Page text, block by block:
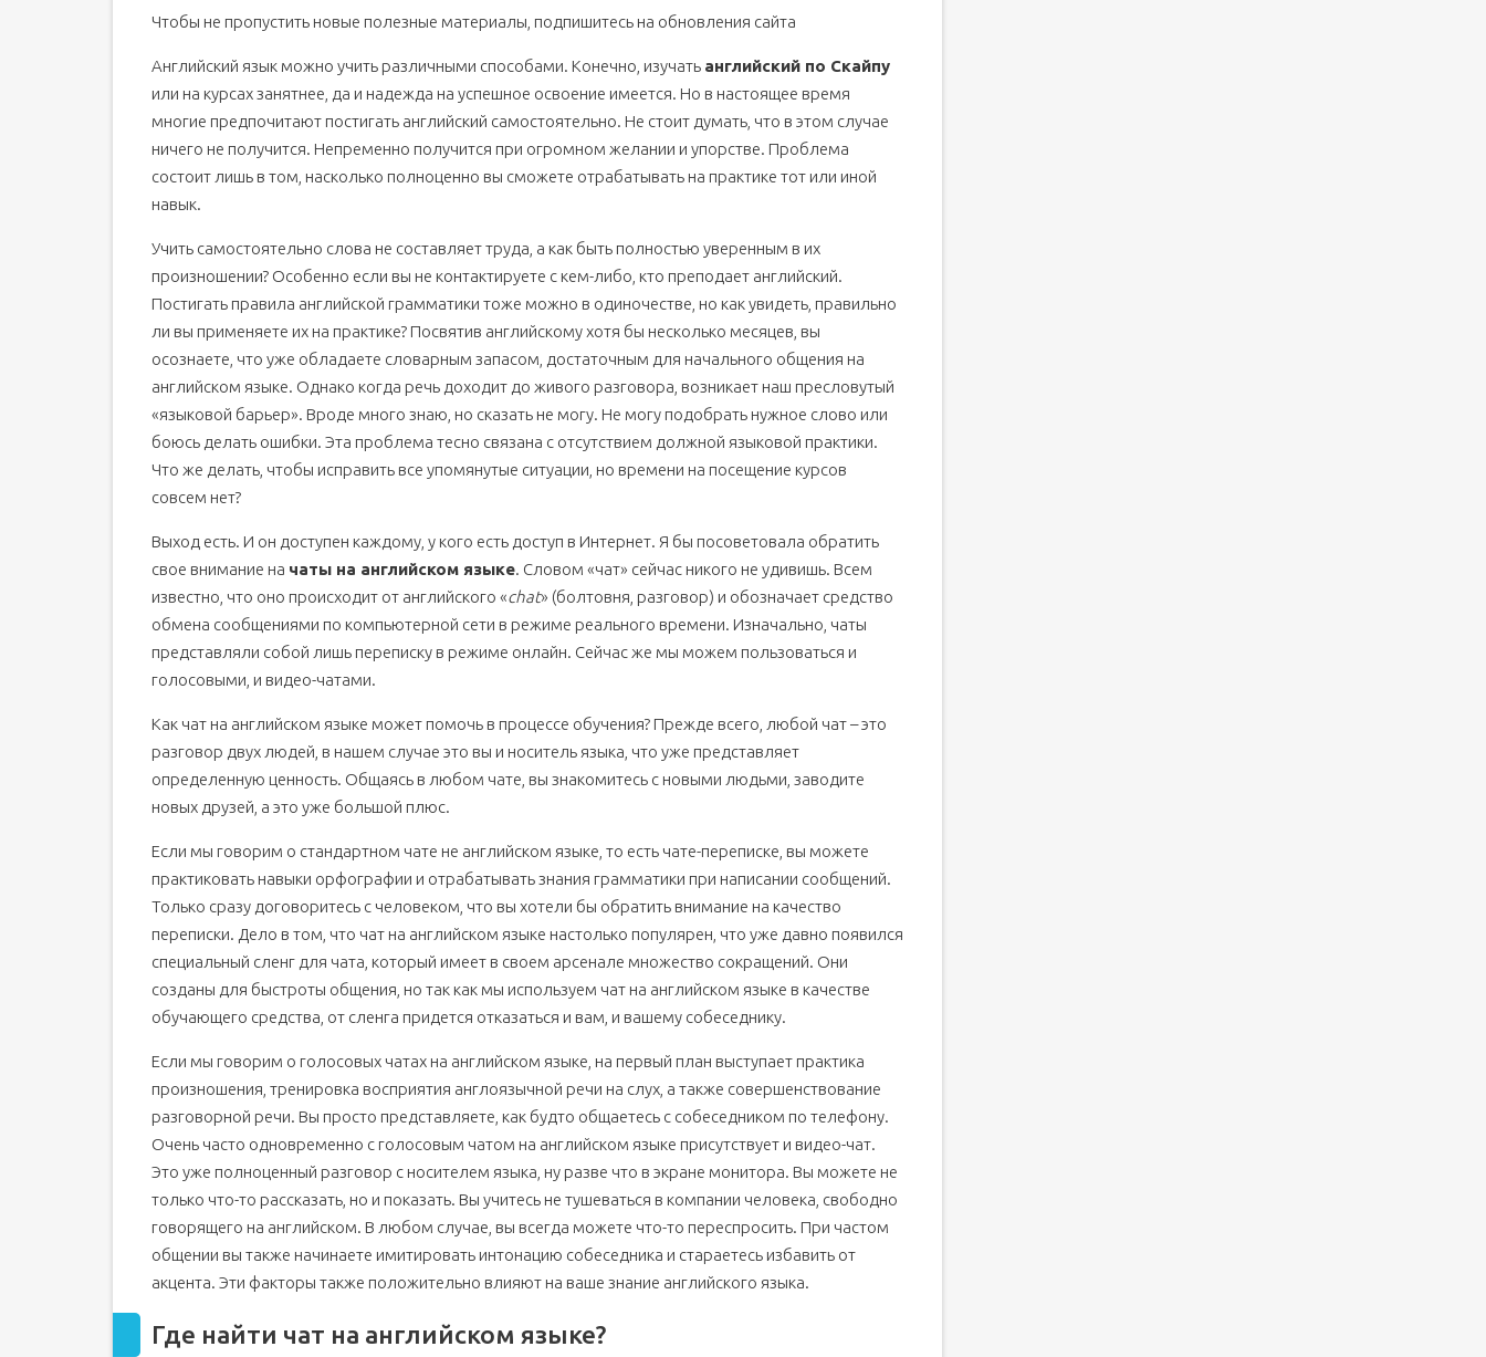
33 ТОП Бесплатных сайтов для общения с иностранцами для изучения английского языка онлайн.
В чем польза в общении с иностранцами? Что дает общение с иностранцами?
Сервисы языкового обмена
Клубы переписки с иностранцами
Группы в социальных сетях для знакомства и общения с иностранцами
Чаты для общения с иностранцами (бесплатные)
Онлайн Чаты
Видео и голосовые чаты
Чат-рулетки по всему миру
ВИДЕО: "Самые полезные фразы для общения с иностранцами"
Дополнительные материалы
Чтобы не пропустить новые полезные материалы, подпишитесь на обновления сайта
Английский язык можно учить различными способами. Конечно, изучать английский по Скайпу
или на курсах занятнее, да и надежда на успешное освоение имеется. Но в настоящее время
многие предпочитают постигать английский самостоятельно. Не стоит думать, что в этом случае
ничего не получится. Непременно получится при огромном желании и упорстве. Проблема
состоит лишь в том, насколько полноценно вы сможете отрабатывать на практике тот или иной
навык.
Учить самостоятельно слова не составляет труда, а как быть полностью уверенным в их
произношении? Особенно если вы не контактируете с кем-либо, кто преподает английский.
Постигать правила английской грамматики тоже можно в одиночестве, но как увидеть, правильно
ли вы применяете их на практике? Посвятив английскому хотя бы несколько месяцев, вы
осознаете, что уже обладаете словарным запасом, достаточным для начального общения на
английском языке. Однако когда речь доходит до живого разговора, возникает наш пресловутый
«языковой барьер». Вроде много знаю, но сказать не могу. Не могу подобрать нужное слово или
боюсь делать ошибки. Эта проблема тесно связана с отсутствием должной языковой практики.
Что же делать, чтобы исправить все упомянутые ситуации, но времени на посещение курсов
совсем нет?
Выход есть. И он доступен каждому, у кого есть доступ в Интернет. Я бы посоветовала обратить
свое внимание на чаты на английском языке. Словом «чат» сейчас никого не удивишь. Всем
известно, что оно происходит от английского «chat» (болтовня, разговор) и обозначает средство
обмена сообщениями по компьютерной сети в режиме реального времени. Изначально, чаты
представляли собой лишь переписку в режиме онлайн. Сейчас же мы можем пользоваться и
голосовыми, и видео-чатами.
Как чат на английском языке может помочь в процессе обучения? Прежде всего, любой чат – это
разговор двух людей, в нашем случае это вы и носитель языка, что уже представляет
определенную ценность. Общаясь в любом чате, вы знакомитесь с новыми людьми, заводите
новых друзей, а это уже большой плюс.
Если мы говорим о стандартном чате не английском языке, то есть чате-переписке, вы можете
практиковать навыки орфографии и отрабатывать знания грамматики при написании сообщений.
Только сразу договоритесь с человеком, что вы хотели бы обратить внимание на качество
переписки. Дело в том, что чат на английском языке настолько популярен, что уже давно появился
специальный сленг для чата, который имеет в своем арсенале множество сокращений. Они
созданы для быстроты общения, но так как мы используем чат на английском языке в качестве
обучающего средства, от сленга придется отказаться и вам, и вашему собеседнику.
Если мы говорим о голосовых чатах на английском языке, на первый план выступает практика
произношения, тренировка восприятия англоязычной речи на слух, а также совершенствование
разговорной речи. Вы просто представляете, как будто общаетесь с собеседником по телефону.
Очень часто одновременно с голосовым чатом на английском языке присутствует и видео-чат.
Это уже полноценный разговор с носителем языка, ну разве что в экране монитора. Вы можете не
только что-то рассказать, но и показать. Вы учитесь не тушеваться в компании человека, свободно
говорящего на английском. В любом случае, вы всегда можете что-то переспросить. При частом
общении вы также начинаете имитировать интонацию собеседника и стараетесь избавить от
акцента. Эти факторы также положительно влияют на ваше знание английского языка.
Где найти чат на английском языке?